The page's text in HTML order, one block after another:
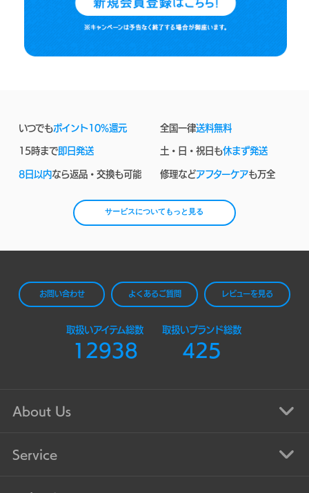
いつでもポイント10%還元 全国一律送料無料
15時まで即日発送 土・日・祝日も休まず発送
8日以内なら返品・交換も可能 修理などアフターケアも万全
サービスについてもっと見る
お問い合わせ よくあるご質問 レビューを見る
取扱いアイテム総数
12938
取扱いブランド総数
425
About Us
Service